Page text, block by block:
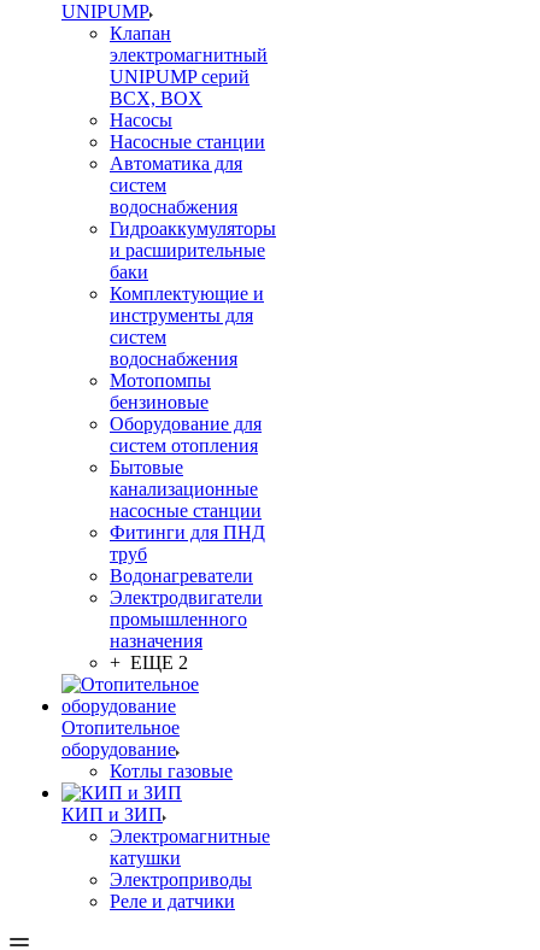
UNIPUMP
Клапан
электромагнитный
UNIPUMP серий
BCX, BOX
Насосы
Насосные станции
Автоматика для
систем
водоснабжения
Гидроаккумуляторы
и расширительные
баки
Комплектующие и
инструменты для
систем
водоснабжения
Мотопомпы
бензиновые
Оборудование для
систем отопления
Бытовые
канализационные
насосные станции
Фитинги для ПНД
труб
Водонагреватели
Электродвигатели
промышленного
назначения
+ ЕЩЕ 2
Отопительное
оборудование
Котлы газовые
КИП и ЗИП
Электромагнитные
катушки
Электроприводы
Реле и датчики